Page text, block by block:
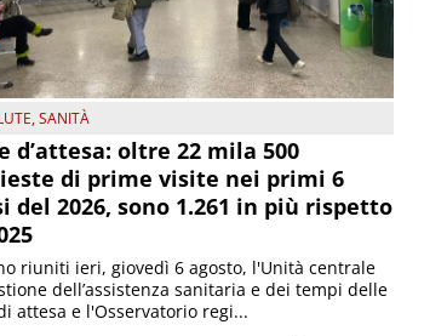
,SANITÀ
d’attesa: oltre 22 mila 500
di prime visite nei primi 6
del 2026, sono 1.261 in più rispetto
riuniti ieri, giovedì 6 agosto, l'Unità centrale
dell’assistenza sanitaria e dei tempi delle
attesa e l'Osservatorio regi...